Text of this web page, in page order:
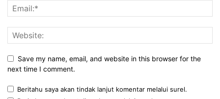
Save my name, email, and website in this browser for the
next time I comment.
Beritahu saya akan tindak lanjut komentar melalui surel.